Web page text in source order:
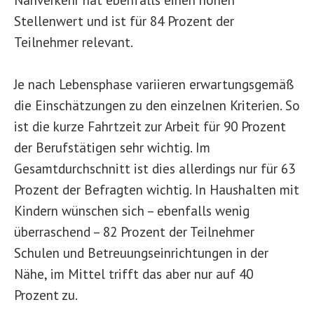
Stellenwert und ist für 84 Prozent der
Teilnehmer relevant.
Je nach Lebensphase variieren erwartungsgemäß
die Einschätzungen zu den einzelnen Kriterien. So
ist die kurze Fahrtzeit zur Arbeit für 90 Prozent
der Berufstätigen sehr wichtig. Im
Gesamtdurchschnitt ist dies allerdings nur für 63
Prozent der Befragten wichtig. In Haushalten mit
Kindern wünschen sich – ebenfalls wenig
überraschend – 82 Prozent der Teilnehmer
Schulen und Betreuungseinrichtungen in der
Nähe, im Mittel trifft das aber nur auf 40
Prozent zu.